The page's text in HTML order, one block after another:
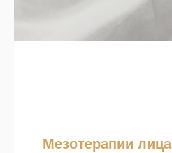
Мезотерапии лица